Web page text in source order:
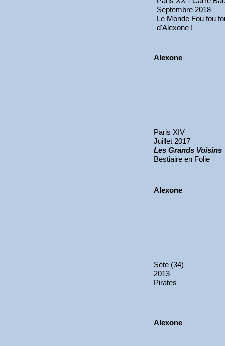
Septembre 2018
Le Monde Fou fou
d'Alexone !
Alexone
Paris XIV
Juillet 2017
Les Grands Voisins
Bestiaire en Folie
Alexone
Sète (34)
2013
Pirates
Alexone